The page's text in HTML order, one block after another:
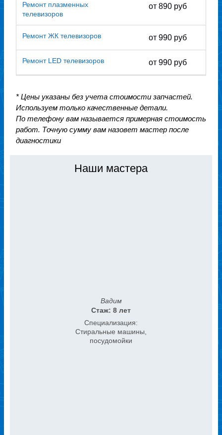
Ремонт плазменных
телевизоров
от 890 руб
Ремонт ЖК телевизоров от 990 руб
Ремонт LED телевизоров от 990 руб
* Цены указаны без учета стоимости запчастей.
Используем только качественные детали.
По телефону вам называется примерная стоимость
работ. Точную сумму вам назовет мастер после
диагностики
Наши мастера
Вадим
Стаж: 8 лет
Специализация:
Стиральные машины,
посудомойки